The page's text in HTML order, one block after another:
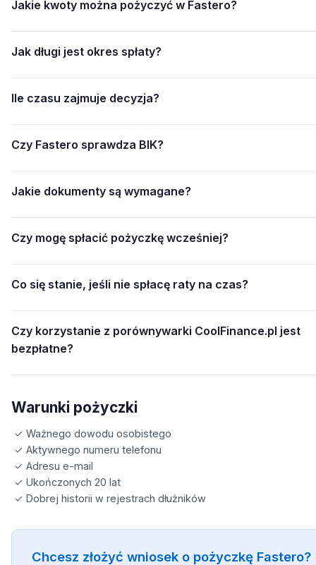
Jakie kwoty można pożyczyć w Fastero?
Jak długi jest okres spłaty?
Ile czasu zajmuje decyzja?
Czy Fastero sprawdza BIK?
Jakie dokumenty są wymagane?
Czy mogę spłacić pożyczkę wcześniej?
Co się stanie, jeśli nie spłacę raty na czas?
Czy korzystanie z porównywarki CoolFinance.pl jest
bezpłatne?
Warunki pożyczki
✓ Ważnego dowodu osobistego
✓ Aktywnego numeru telefonu
✓ Adresu e-mail
✓ Ukończonych 20 lat
✓ Dobrej historii w rejestrach dłużników
Chcesz złożyć wniosek o pożyczkę Fastero?